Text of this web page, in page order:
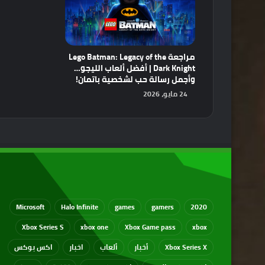
مراجعة Lego Batman: Legacy of the
Dark Knight | أفضل ألعاب الليجو…
وأجمل رسالة حب لشخصية باتمان!
24 مايو، 2026
2020
gamers
games
Halo Infinite
Microsoft
xbox
Xbox Game pass
xbox one
Xbox Series S
Xbox Series X
أخبار ألعاب اخبار
اكس بوكس